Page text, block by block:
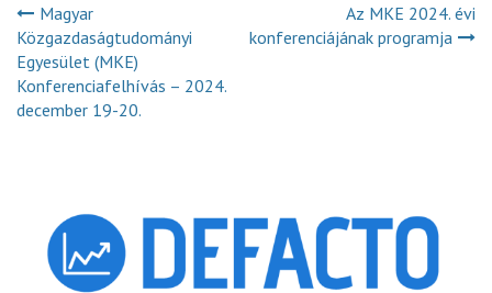
Magyar
Közgazdaságtudományi
Egyesület (MKE)
Konferenciafelhívás – 2024.
december 19-20.
Az MKE 2024. évi
konferenciájának programja